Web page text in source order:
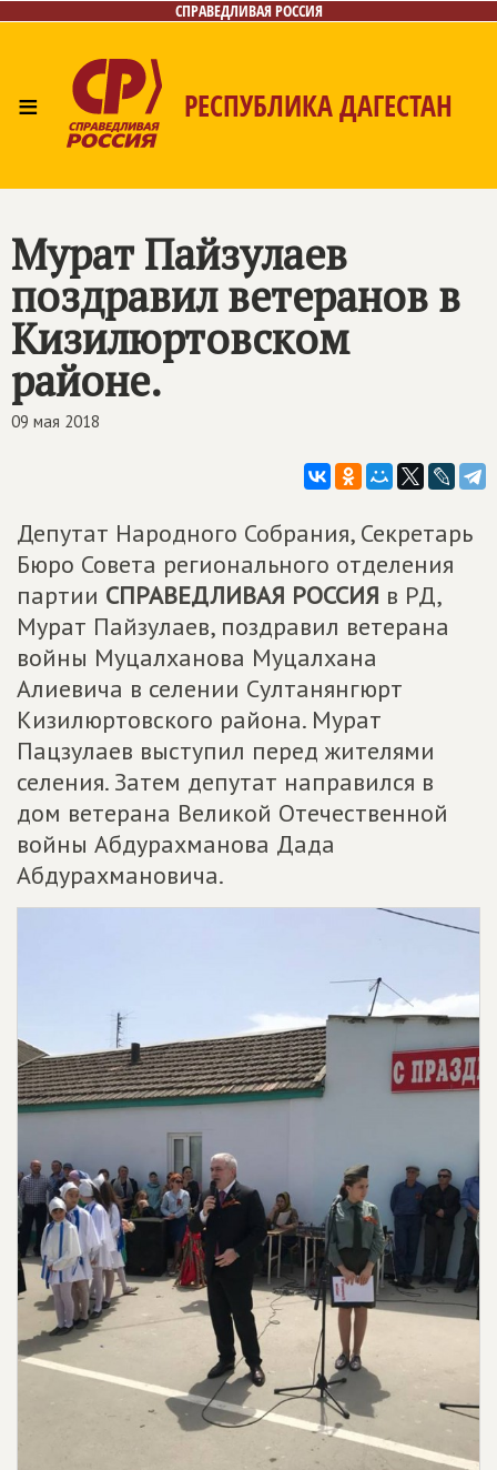
СПРАВЕДЛИВАЯ РОССИЯ
≡ РЕСПУБЛИКА ДАГЕСТАН
Контакты
Мурат Пайзулаев
поздравил ветеранов в
Кизилюртовском
районе.
09 мая 2018
Депутат Народного Собрания, Секретарь
Бюро Совета регионального отделения
партии СПРАВЕДЛИВАЯ РОССИЯ в РД,
Мурат Пайзулаев, поздравил ветерана
войны Муцалханова Муцалхана
Алиевича в селении Султанянгюрт
Кизилюртовского района. Мурат
Пацзулаев выступил перед жителями
селения. Затем депутат направился в
дом ветерана Великой Отечественной
войны Абдурахманова Дада
Абдурахмановича.